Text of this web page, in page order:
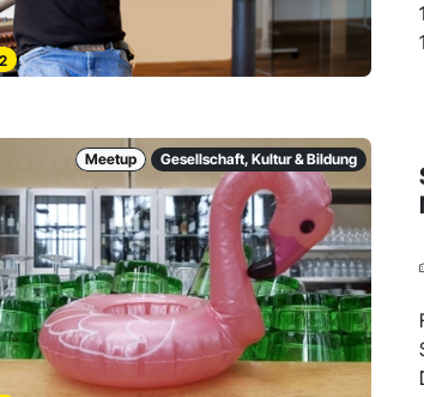
Meetup Gesellschaft, Kultur & Bildung